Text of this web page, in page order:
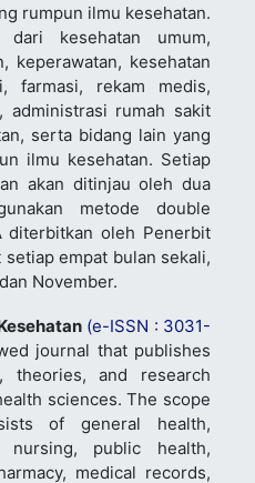
rumpun ilmu kesehatan.
kesehatan umum,
keperawatan, kesehatan
farmasi, rekam medis,
administrasi rumah sakit
serta bidang lain yang
ilmu kesehatan. Setiap
akan ditinjau oleh dua
metode double
diterbitkan oleh Penerbit
empat bulan sekali,
November.
(e-ISSN : 3031-
journal that publishes
theories, and research
sciences. The scope
of general health,
nursing, public health,
medical records,